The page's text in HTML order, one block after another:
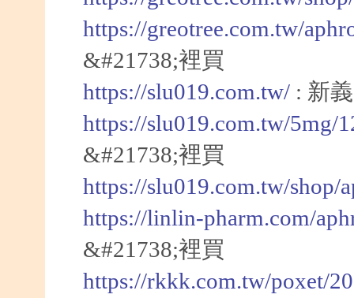
https://greotree.com.tw/
&#21738;裡買
https://slu019.com.tw/: 新
https://slu019.com.tw/5mg/
&#21738;裡買
https://slu019.com.tw/shop/
https://linlin-pharm.com/
&#21738;裡買
https://rkkk.com.tw/poxet/